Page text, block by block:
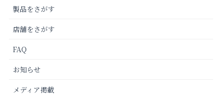
製品をさがす
店舗をさがす
FAQ
お知らせ
メディア掲載